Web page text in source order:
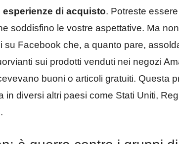
esperienze di acquisto. Potreste
soddisfino le vostre aspettative. Ma
su Facebook che, a quanto pare,
sui prodotti venduti nei negozi
buoni o articoli gratuiti. Questa
in diversi altri paesi come Stati Uniti,